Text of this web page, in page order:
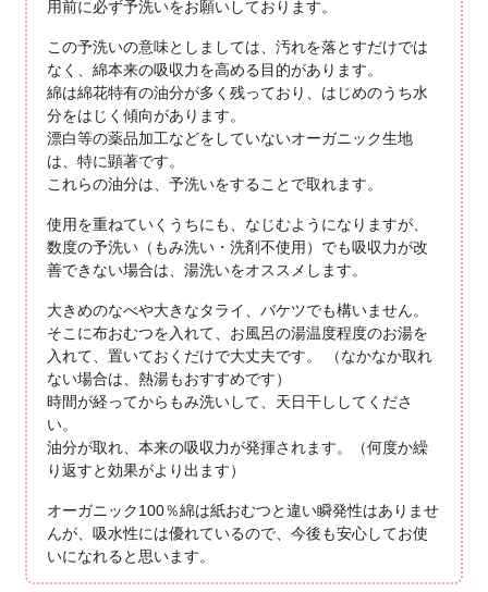
用前に必ず予洗いをお願いしております。
この予洗いの意味としましては、汚れを落とすだけでは
なく、綿本来の吸収力を高める目的があります。
綿は綿花特有の油分が多く残っており、はじめのうち水
分をはじく傾向があります。
漂白等の薬品加工などをしていないオーガニック生地
は、特に顕著です。
これらの油分は、予洗いをすることで取れます。
使用を重ねていくうちにも、なじむようになりますが、
数度の予洗い（もみ洗い・洗剤不使用）でも吸収力が改
善できない場合は、湯洗いをオススメします。
大きめのなべや大きなタライ、バケツでも構いません。
そこに布おむつを入れて、お風呂の湯温度程度のお湯を
入れて、置いておくだけで大丈夫です。 （なかなか取れ
ない場合は、熱湯もおすすめです）
時間が経ってからもみ洗いして、天日干ししてくださ
い。
油分が取れ、本来の吸収力が発揮されます。（何度か繰
り返すと効果がより出ます）
オーガニック100％綿は紙おむつと違い瞬発性はありませ
んが、吸水性には優れているので、今後も安心してお使
いになれると思います。